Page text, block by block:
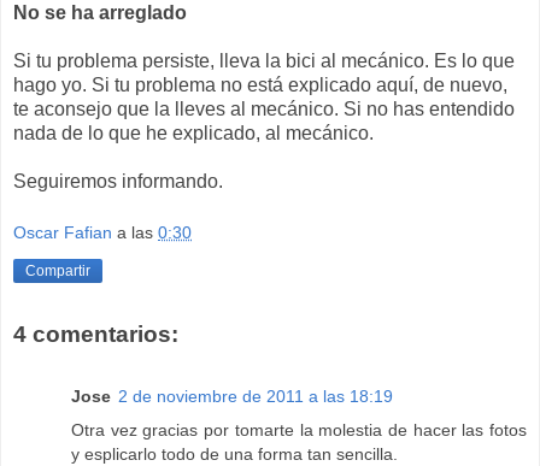
No se ha arreglado
Si tu problema persiste, lleva la bici al mecánico. Es lo que
hago yo. Si tu problema no está explicado aquí, de nuevo,
te aconsejo que la lleves al mecánico. Si no has entendido
nada de lo que he explicado, al mecánico.
Seguiremos informando.
Oscar Fafian a las 0:30
Compartir
4 comentarios:
Jose 2 de noviembre de 2011 a las 18:19
Otra vez gracias por tomarte la molestia de hacer las fotos
y esplicarlo todo de una forma tan sencilla.